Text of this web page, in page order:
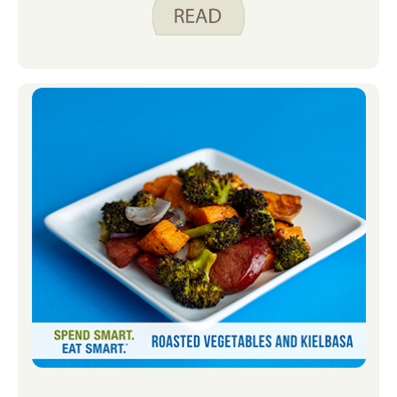
na svoj popis namirnica barem svaki
drugi tjedan, ponekad i tjedno, ovisno o
poznato da pomažu vašem
hranom koja će mi pomoći da izgradim
svoj imunološki sustav u borbi protiv
tih jesenskih i zimskih virusa! Čini mi
se da su prokulice podcijenjeno povrće
na koje se često zaboravlja. Ne sjećam
se da sam kao dijete jeo prokulice, ali
kao odrasla osoba, ovo mi je postalo
jedno od omiljenih povrća koje
dodajem svojim obrocima. Moj suprug i
djeca nisu najveći obožavatelji, ali
nadam se da ću ih, ako napravim
dovoljno prokulica, uskoro moći